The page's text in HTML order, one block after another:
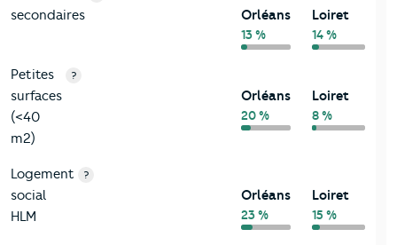
secondaires
Orléans
13 %
Loiret
14 %
Petites
surfaces
(<40
m2)
?
Orléans
20 %
Loiret
8 %
Logement
social
HLM
?
Orléans
23 %
Loiret
15 %